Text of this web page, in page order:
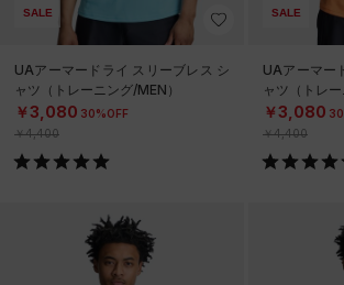
SALE
UAアーマードライ スリーブレス シ
ャツ（トレーニング/MEN）
￥3,080 30%OFF
￥4,400
SALE
UAアーマー
ャツ（トレー
￥3,080
￥4,400